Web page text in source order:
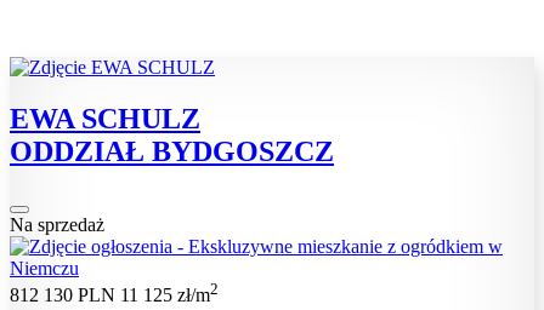
EWA SCHULZ
ODDZIAŁ BYDGOSZCZ
Na sprzedaż
812 130 PLN 11 125 zł/m2